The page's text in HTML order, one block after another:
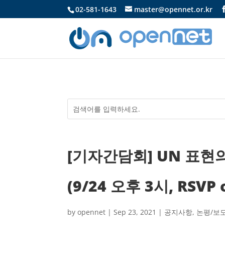
02-581-1643 master@opennet.or.kr
[기자간담회] UN 표현
(9/24 오후 3시, RSVP
byopennet | Sep 23, 2021 | 공지사항, 논평/보